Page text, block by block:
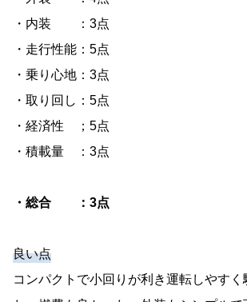
・内装 ：3点
・走行性能：5点
・乗り心地：3点
・取り回し：5点
・経済性 ；5点
・積載量 ：3点
・総合 ：3点
良い点
コンパクトで小回りが利き運転しやすく